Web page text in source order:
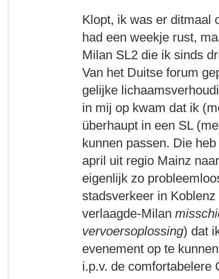
Klopt, ik was er ditmaal
had een weekje rust,
Milan SL2 die ik sinds
Van het Duitse forum
gelijke
in mij op kwam dat ik
überhaupt in een SL
kunnen passen. Die
april uit regio Mainz
eigenlijk zo
stadsverkeer in
verlaagde-Milan
vervoersoplossing) dat
evenement op te
i.p.v. de comfortabelere